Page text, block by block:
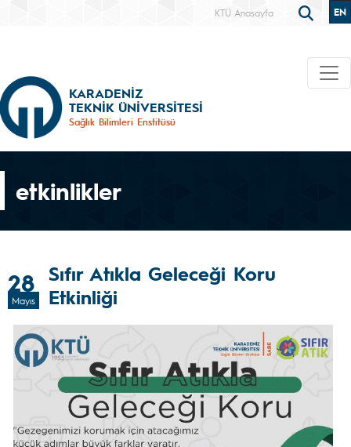
KTÜ Anasayfa EN
KARADENİZ
TEKNİK ÜNİVERSİTESİ
Sağlık Bilimleri Enstitüsü
etkinlikler
28
Mayıs
Sıfır Atıkla Geleceği Koru
Etkinliği